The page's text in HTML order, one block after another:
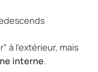
à l’extérieur, mais
interne.